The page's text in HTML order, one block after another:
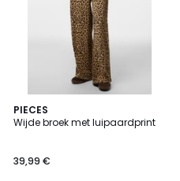
PIECES
Wijde broek met luipaardprint
39,99 €